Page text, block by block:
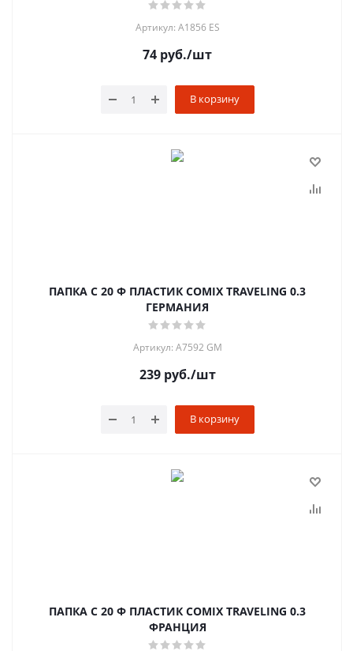
Артикул: A1856 ES
74 руб./шт
В корзину
ПАПКА С 20 Ф ПЛАСТИК COMIX TRAVELING 0.3
ГЕРМАНИЯ
Артикул: A7592 GM
239руб./шт
В корзину
ПАПКА С 20 Ф ПЛАСТИК COMIX TRAVELING 0.3
ФРАНЦИЯ